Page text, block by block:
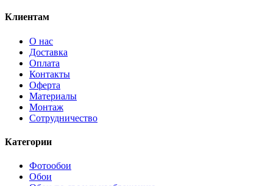
Клиентам
О нас
Доставка
Оплата
Контакты
Оферта
Материалы
Монтаж
Сотрудничество
Категории
Фотообои
Обои